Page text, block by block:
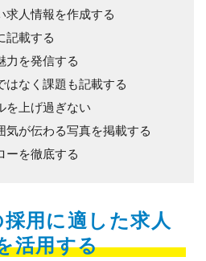
求人情報を作成する
記載する
力を発信する
はなく課題も記載する
を上げ過ぎない
気が伝わる写真を掲載する
ーを徹底する
用に適した求人
活用する